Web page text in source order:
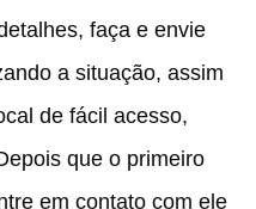
faça e envie
a situação, assim
de fácil acesso,
que o primeiro
em contato com ele